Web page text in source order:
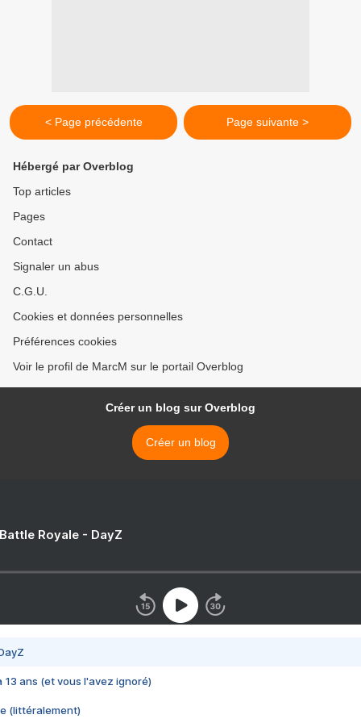
< Page précédente Page suivante >
Hébergé par Overblog
Top articles
Pages
Contact
Signaler un abus
C.G.U.
Cookies et données personnelles
Préférences cookies
Voir le profil de MarcM sur le portail Overblog
Créer un blog sur Overblog
Créer un blog
Royale - DayZ
13 ans (et vous l'avez ignoré)
(littéralement)